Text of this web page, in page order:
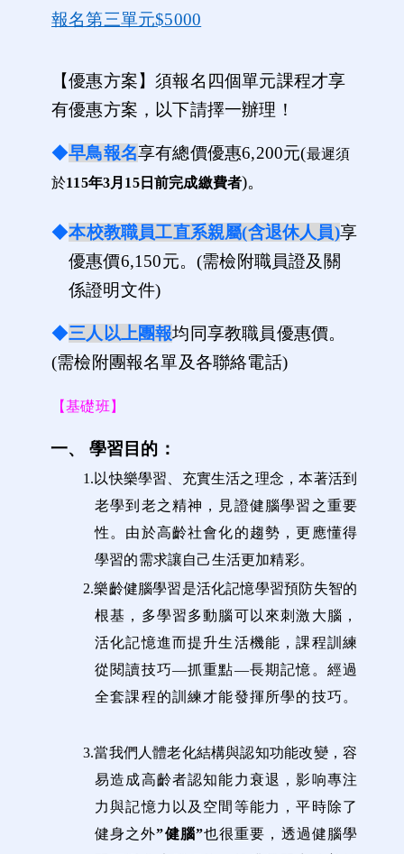
報名第三單元$5000
【優惠方案】須報名四個單元課程才享
有優惠方案，以下請擇一辦理！
◆早鳥報名享有總價優惠6,200元(最遲須
於115年3月15日前完成繳費者)。
◆本校教職員工直系親屬(含退休人員)享
優惠價6,150元。(需檢附職員證及關
係證明文件)
◆三人以上團報均同享教職員優惠價。
(需檢附團報名單及各聯絡電話)
【基礎班】
一、 學習目的：
1. 以快樂學習、充實生活之理念，本著活到
老學到老之精神，見證健腦學習之重要
性。由於高齡社會化的趨勢，更應懂得
學習的需求讓自己生活更加精彩。
2.樂齡健腦學習是活化記憶學習預防失智的
根基，多學習多動腦可以來刺激大腦，
活化記憶進而提升生活機能，課程訓練
從閱讀技巧—抓重點—長期記憶。經過
全套課程的訓練才能發揮所學的技巧。
3.當我們人體老化結構與認知功能改變，容
易造成高齡者認知能力衰退，影响專注
力與記憶力以及空間等能力，平時除了
健身之外”健腦”也很重要，透過健腦學